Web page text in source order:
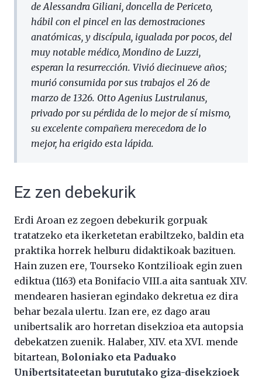
de Alessandra Giliani, doncella de Periceto,
hábil con el pincel en las demostraciones
anatómicas, y discípula, igualada por pocos, del
muy notable médico, Mondino de Luzzi,
esperan la resurrección. Vivió diecinueve años;
murió consumida por sus trabajos el 26 de
marzo de 1326. Otto Agenius Lustrulanus,
privado por su pérdida de lo mejor de sí mismo,
su excelente compañera merecedora de lo
mejor, ha erigido esta lápida.
Ez zen debekurik
Erdi Aroan ez zegoen debekurik gorpuak
tratatzeko eta ikerketetan erabiltzeko, baldin eta
praktika horrek helburu didaktikoak bazituen.
Hain zuzen ere, Tourseko Kontzilioak egin zuen
ediktua (1163) eta Bonifacio VIII.a aita santuak XIV.
mendearen hasieran egindako dekretua ez dira
behar bezala ulertu. Izan ere, ez dago arau
unibertsalik aro horretan disekzioa eta autopsia
debekatzen zuenik. Halaber, XIV. eta XVI. mende
bitartean, Boloniako eta Paduako
Unibertsitateetan burututako giza-disekzioek